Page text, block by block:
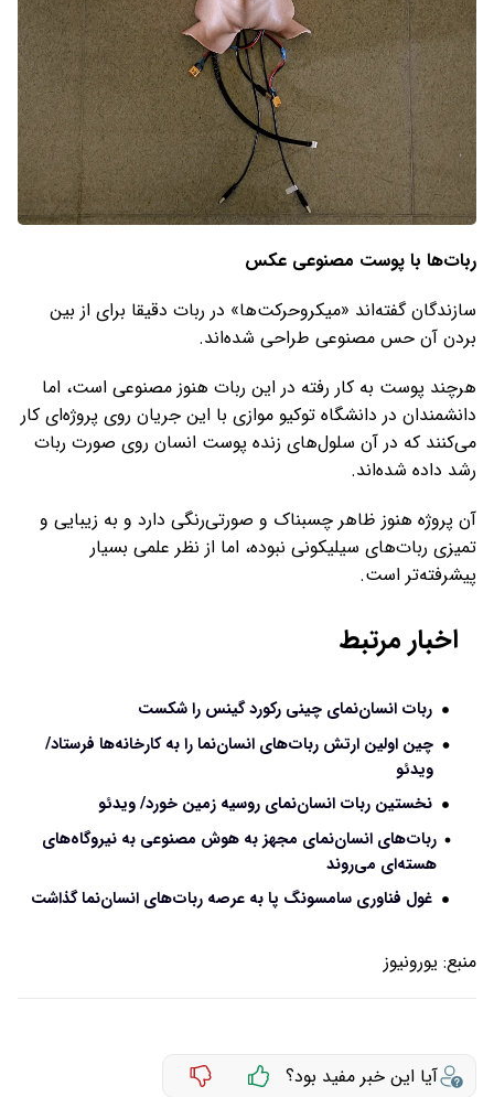
ربات‌ها با پوست مصنوعی عکس
سازندگان گفته‌اند «میکرو‌حرکت‌ها» در ربات دقیقا برای از بین
بردن آن حس مصنوعی طراحی شده‌اند.
هرچند پوست به کار رفته در این ربات هنوز مصنوعی است، اما
دانشمندان در دانشگاه توکیو موازی با این جریان روی پروژه‌ای کار
می‌کنند که در آن سلول‌های زنده پوست انسان روی صورت ربات
رشد داده شده‌اند.
آن پروژه هنوز ظاهر چسبناک و صورتی‌رنگی دارد و به زیبایی و
تمیزی ربات‌های سیلیکونی نبوده، اما از نظر علمی بسیار
پیشرفته‌تر است.
اخبار مرتبط
ربات انسان‌نمای چینی رکورد گینس را شکست
چین اولین ارتش ربات‌های انسان‌نما را به کارخانه‌ها فرستاد/
ویدئو
نخستین ربات انسان‌نمای روسیه زمین خورد/ ویدئو
ربات‌های انسان‌نمای مجهز به هوش مصنوعی به نیروگاه‌های
هسته‌ای می‌روند
غول فناوری سامسونگ پا به عرصه ربات‌های انسان‌نما گذاشت
منبع: یورونیوز
آیا این خبر مفید بود؟